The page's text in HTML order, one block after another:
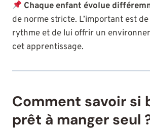
Chaque enfant évolue
de norme stricte. L’important est
rythme et de lui offrir un
cet apprentissage.
Comment savoir si
prêt à manger seul